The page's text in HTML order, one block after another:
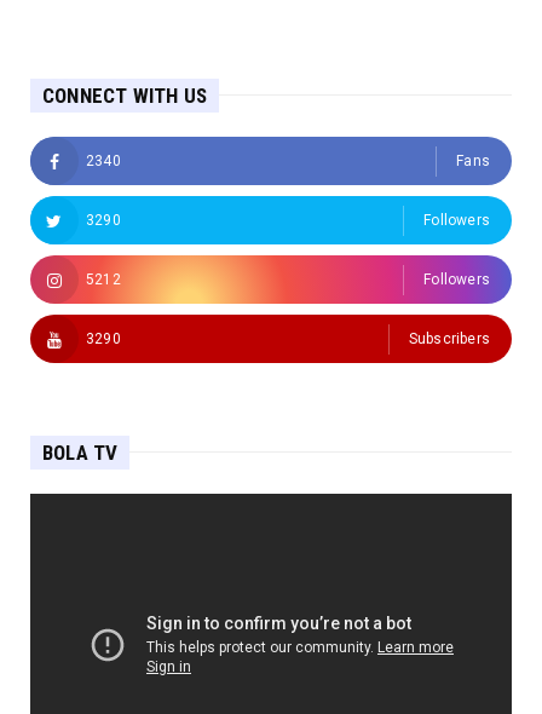
CONNECT WITH US
2340 Fans
3290 Followers
5212 Followers
3290 Subscribers
BOLA TV